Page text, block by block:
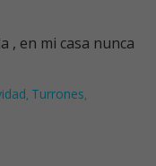
, en mi casa nunca
, Turrones,